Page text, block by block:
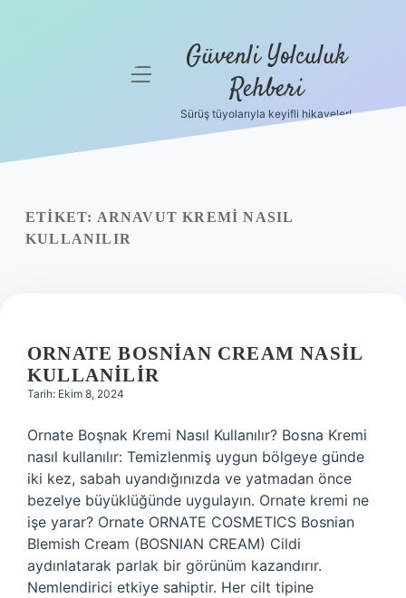
Yasal Uyarı
menüyü Güvenli Yolculuk
Rehberi
Sürüş tüyolarıyla keyifli hikayeler!
ETIKET: ARNAVUT KREMI NASIL
KULLANILIR
ORNATE BOSNIAN CREAM NASIL
KULLANILIR
Tarih: Ekim 8, 2024
Ornate Boşnak Kremi Nasıl Kullanılır? Bosna Kremi
nasıl kullanılır: Temizlenmiş uygun bölgeye günde
iki kez, sabah uyandığınızda ve yatmadan önce
bezelye büyüklüğünde uygulayın. Ornate kremi ne
işe yarar? Ornate ORNATE COSMETICS Bosnian
Blemish Cream (BOSNIAN CREAM) Cildi
aydınlatarak parlak bir görünüm kazandırır.
Nemlendirici etkiye sahiptir. Her cilt tipine